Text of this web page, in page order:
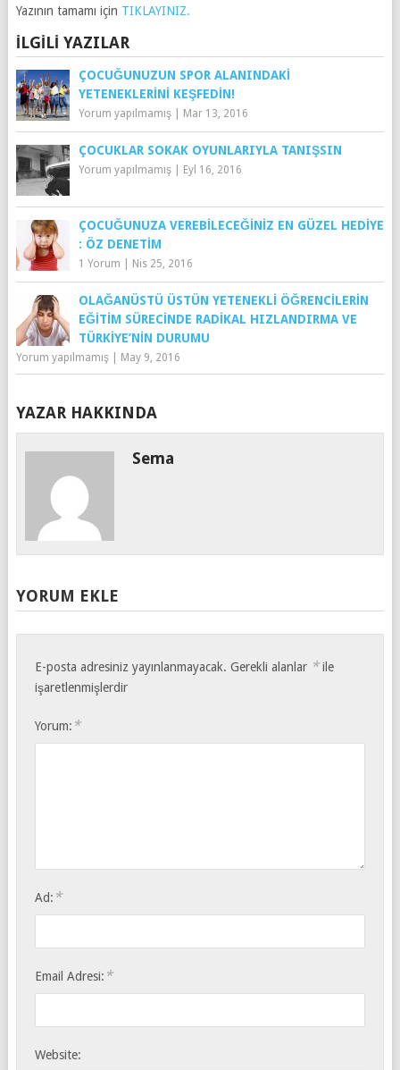
Yazının tamamı için TIKLAYINIZ.
İLGILI YAZILAR
ÇOCUĞUNUZUN SPOR ALANINDAKI
YETENEKLERINI KEŞFEDIN!
Yorum yapılmamış| Mar 13, 2016
ÇOCUKLAR SOKAK OYUNLARIYLA TANIŞSIN
Yorum yapılmamış| Eyl 16, 2016
ÇOCUĞUNUZA VEREBILECEĞINIZ EN GÜZEL HEDIYE
: ÖZ DENETIM
1 Yorum Nis 25, 2016
OLAĞANÜSTÜ ÜSTÜN YETENEKLI ÖĞRENCILERIN
EĞITIM SÜRECINDE RADIKAL HIZLANDIRMA VE
TÜRKIYE’NIN DURUMU
Yorum yapılmamış| May 9, 2016
YAZAR HAKKINDA
Sema
YORUM EKLE
E-posta adresiniz yayınlanmayacak. Gerekli alanlar *ile
işaretlenmişlerdir
Yorum: *
Ad: *
Email Adresi: *
Website: